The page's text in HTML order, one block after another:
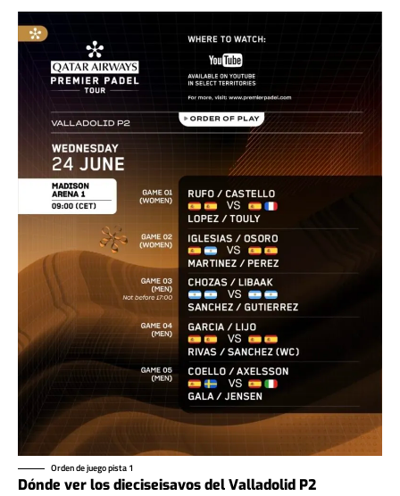
Orden de juego pista 1
Dónde ver los dieciseisavos del Valladolid P2